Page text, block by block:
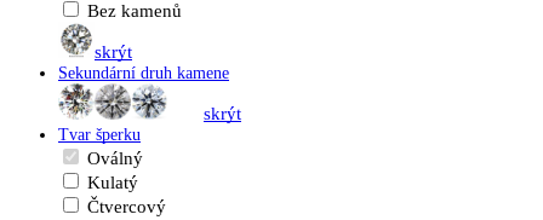
Bez kamenů
skrýt
Sekundární druh kamene
skrýt
Tvar šperku
Oválný
Kulatý
Čtvercový